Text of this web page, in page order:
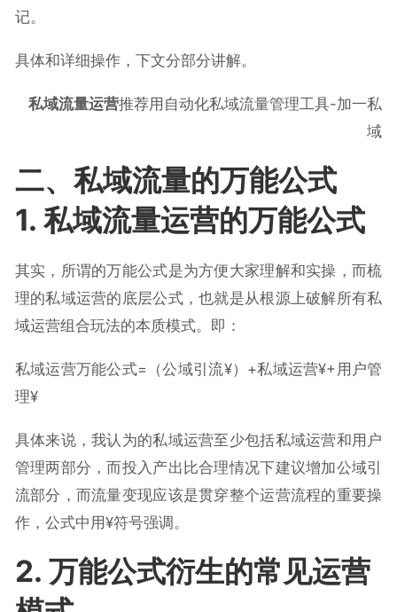
记。
具体和详细操作，下文分部分讲解。
私域流量运营推荐用自动化私域流量管理工具-加一私
域
二、私域流量的万能公式
1. 私域流量运营的万能公式
其实，所谓的万能公式是为方便大家理解和实操，而梳
理的私域运营的底层公式，也就是从根源上破解所有私
域运营组合玩法的本质模式。即：
私域运营万能公式=（公域引流¥）+私域运营¥+用户管
理¥
具体来说，我认为的私域运营至少包括私域运营和用户
管理两部分，而投入产出比合理情况下建议增加公域引
流部分，而流量变现应该是贯穿整个运营流程的重要操
作，公式中用¥符号强调。
2. 万能公式衍生的常见运营